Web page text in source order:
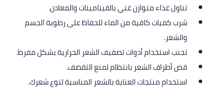
تناول غذاء متوازن غني بالفيتامينات والمعادن.
شرب كميات كافية من الماء للحفاظ على رطوبة الجسم
والشعر.
تجنب استخدام أدوات تصفيف الشعر الحرارية بشكل مفرط.
قص أطراف الشعر بانتظام لمنع التقصف.
استخدام منتجات العناية بالشعر المناسبة لنوع شعرك.